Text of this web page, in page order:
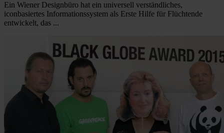
Ein Wiener Designbüro hat ein universell verständliches,
iconbasiertes Informationssystem als Erste Hilfe für Flüchtende
entwickelt, das ...